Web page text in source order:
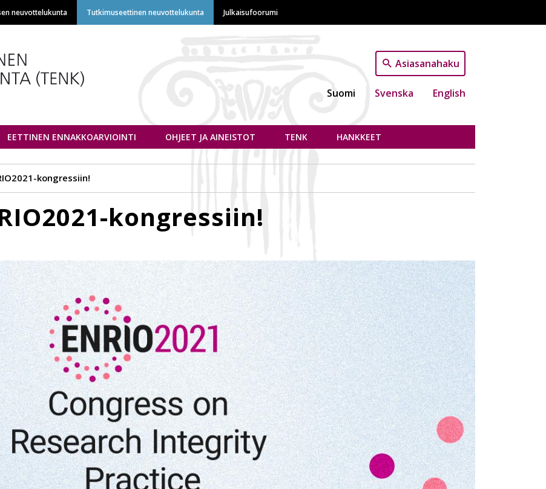
Hyppää
pääsisältöön
neuvottelukunta Tutkimuseettinen neuvottelukunta Julkaisufoorumi
Asiasanahaku
Suomi Svenska English
EETTINEN ENNAKKOARVIOINTI OHJEET JA AINEISTOT TENK HANKKEET
kongressiin!
kongressiin!